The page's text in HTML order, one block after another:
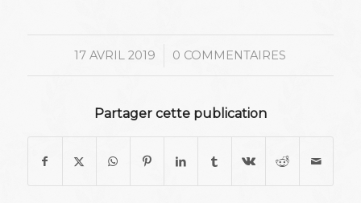
17 AVRIL 2019
/ 0 COMMENTAIRES
Partager cette publication